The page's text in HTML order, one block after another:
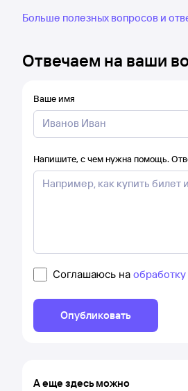
Больше полезных вопросов и
Отвечаем на ваши
Ваше имя
Напишите, с чем нужна помощь.
Соглашаюсь на
Опубликовать
А еще здесь можно